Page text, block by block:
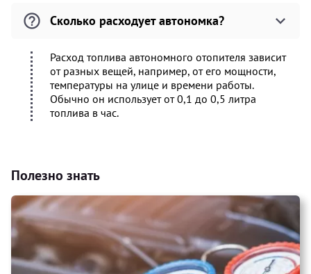
Сколько расходует автономка?
Расход топлива автономного отопителя зависит
от разных вещей, например, от его мощности,
температуры на улице и времени работы.
Обычно он использует от 0,1 до 0,5 литра
топлива в час.
Полезно знать